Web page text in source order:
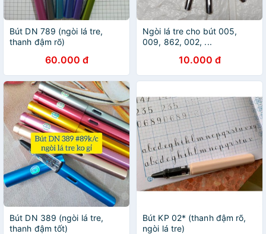
Bút DN 789 (ngòi lá tre,
thanh đậm rõ)
60.000 đ
Ngòi lá tre cho bút 005,
009, 862, 002, ...
10.000 đ
Bút DN 389 (ngòi lá tre,
thanh đậm tốt)
Bút KP 02* (thanh đậm rõ,
ngòi lá tre)